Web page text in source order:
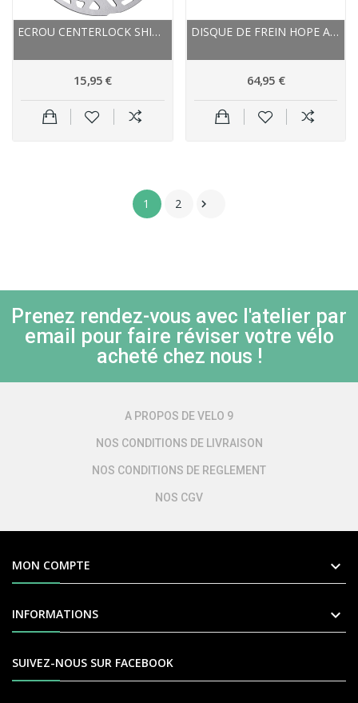
ECROU CENTERLOCK SHIMANO ACIER RT81 23.5...
15,95 €
DISQUE DE FREIN HOPE ACIER INOX NEW STANDART
64,95 €
1 2 
Prenez rendez-vous avec l'atelier par
email pour faire réviser votre vélo
acheté chez nous !
A PROPOS DE VELO 9
NOS CONDITIONS DE LIVRAISON
NOS CONDITIONS DE REGLEMENT
NOS CGV
MON COMPTE 
INFORMATIONS 
SUIVEZ-NOUS SUR FACEBOOK